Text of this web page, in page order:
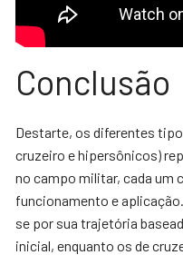
Conclusão
Destarte, os diferentes
cruzeiro e hipersônicos)
no campo militar, cada um
funcionamento e
se por sua trajetória
inicial, enquanto os de